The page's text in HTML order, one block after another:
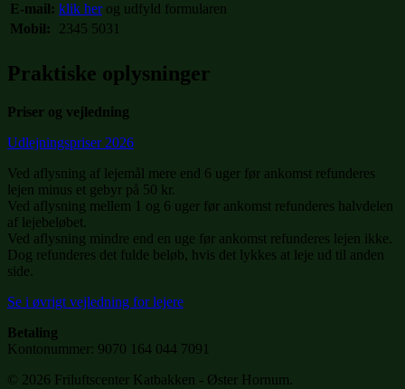
E-mail: klik herog udfyld formularen
Mobil:
2345 5031
Praktiske oplysninger
Priser og vejledning
Udlejningspriser 2026
Ved aflysning af lejemål mere end 6 uger før ankomst refunderes
lejen minus et gebyr på 50 kr.
Ved aflysning mellem 1 og 6 uger før ankomst refunderes halvdelen
af lejebeløbet.
Ved aflysning mindre end en uge før ankomst refunderes lejen ikke.
Dog refunderes det fulde beløb, hvis det lykkes at leje ud til anden
side.
Se i øvrigt vejledning for lejere
Betaling
Kontonummer: 9070 164 044 7091
© 2026 Friluftscenter Katbakken - Øster Hornum.